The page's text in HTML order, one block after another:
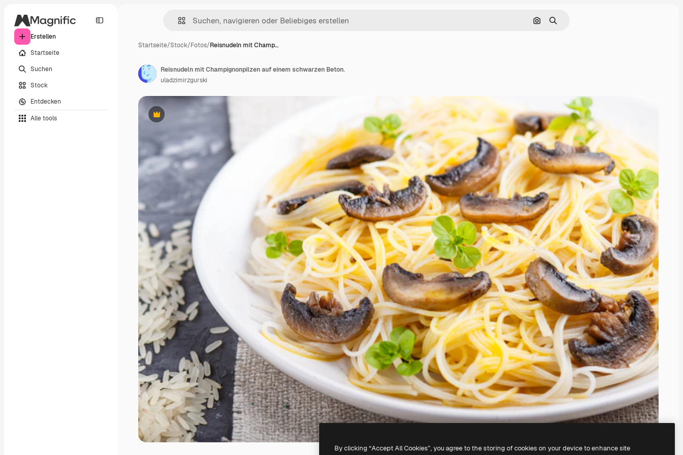
Erstellen
Startseite
Suchen
Stock
Entdecken
Alle tools
Nach Bild suchen
Suchen
Startseite/Stock/Fotos/Reisnudeln mit Champ…
Premium
Reisnudeln mit Champignonpilzen auf einem schwarzen Beton.
uladzimirzgurski
By clicking “Accept All Cookies”, you agree to the storing of cookies on your device to enhance site